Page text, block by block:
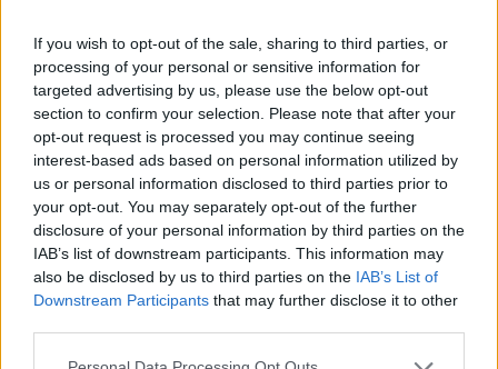
If you wish to opt-out of the sale, sharing to third parties, or
processing of your personal or sensitive information for
targeted advertising by us, please use the below opt-out
section to confirm your selection. Please note that after your
opt-out request is processed you may continue seeing
interest-based ads based on personal information utilized by
us or personal information disclosed to third parties prior to
your opt-out. You may separately opt-out of the further
disclosure of your personal information by third parties on the
IAB’s list of downstream participants. This information may
also be disclosed by us to third parties on the IAB’s List of
Downstream Participants that may further disclose it to other
Please note that this website/app uses one or more Google
Οι μελωδίες του Χάρι Πότερ και του «Άρχοντα των
Δαχτυλιδιών» στην ψηφιακή σκηνή του Christmas
Theater
Από την Εθνική Συμφωνική Ορχήστρα της Δανίας
06.05.2021, 16:42